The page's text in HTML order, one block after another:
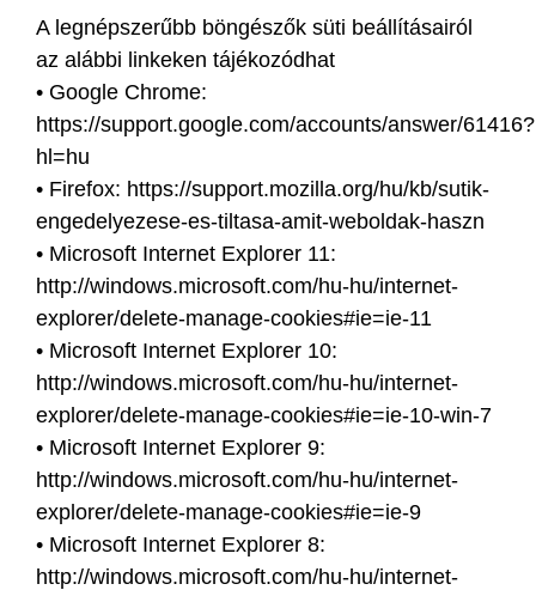
A legnépszerűbb böngészők süti beállításairól
az alábbi linkeken tájékozódhat
• Google Chrome:
https://support.google.com/accounts/answer/61416?
hl=hu
• Firefox: https://support.mozilla.org/hu/kb/sutik-
engedelyezese-es-tiltasa-amit-weboldak-haszn
• Microsoft Internet Explorer 11:
http://windows.microsoft.com/hu-hu/internet-
explorer/delete-manage-cookies#ie=ie-11
• Microsoft Internet Explorer 10:
http://windows.microsoft.com/hu-hu/internet-
explorer/delete-manage-cookies#ie=ie-10-win-7
• Microsoft Internet Explorer 9:
http://windows.microsoft.com/hu-hu/internet-
explorer/delete-manage-cookies#ie=ie-9
• Microsoft Internet Explorer 8:
http://windows.microsoft.com/hu-hu/internet-